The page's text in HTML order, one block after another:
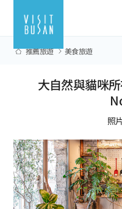
推薦旅遊 美食旅遊
大自然與貓咪
照